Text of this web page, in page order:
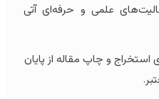
علمی و حرفه‌ای آتی
و چاپ مقاله از پایان